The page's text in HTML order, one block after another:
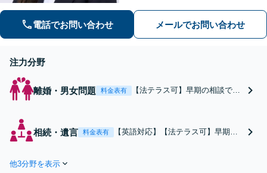
タル証拠・資産対応】ソーシャルワー
カー兼司法書士と連携【法テラス・WE
電話でお問い合わせ メールでお問い合わせ
注力分野
離婚・男女問題 料金表有
【法テラス可】早期の相談で
な事案にも強い。相手の態度に
屈せず、あなたの主張を徹底的
相続・遺言 料金表有
【英語対応】【法テラス可】早期の
他3分野を表示